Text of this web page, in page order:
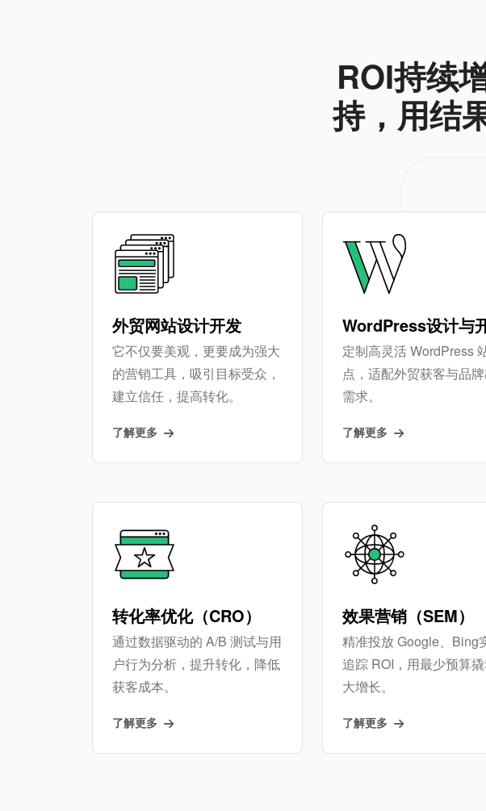
ROI持续
持，用结
外贸网站设计开发
它不仅要美观，更要成为强大
的营销工具，吸引目标受众，
建立信任，提高转化。
了解更多
WordPress设计与
定制高灵活 WordPress
点，适配外贸获客与品
需求。
了解更多
转化率优化（CRO）
通过数据驱动的 A/B 测试与用
户行为分析，提升转化，降低
获客成本。
了解更多
效果营销（SEM）
精准投放 Google、Bing
追踪 ROI，用最少预算
大增长。
了解更多